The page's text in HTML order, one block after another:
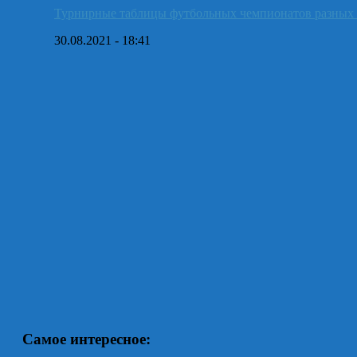
Турнирные таблицы футбольных чемпионатов разных
30.08.2021 - 18:41
Самое интересное: